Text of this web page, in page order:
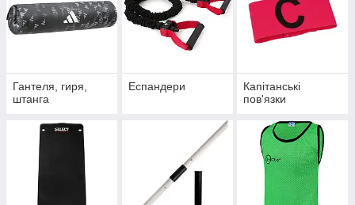
Гантеля, гиря,
штанга
Еспандери
Капітанські
пов'язки